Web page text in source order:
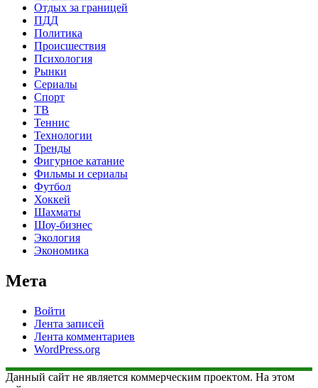
Отдых за границей
ПДД
Политика
Происшествия
Психология
Рынки
Сериалы
Спорт
ТВ
Теннис
Технологии
Тренды
Фигурное катание
Фильмы и сериалы
Футбол
Хоккей
Шахматы
Шоу-бизнес
Экология
Экономика
Мета
Войти
Лента записей
Лента комментариев
WordPress.org
Данный сайт не является коммерческим проектом. На этом